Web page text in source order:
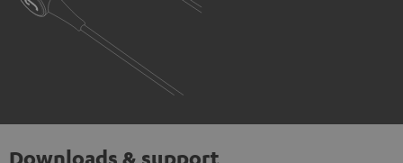
Downloads & support